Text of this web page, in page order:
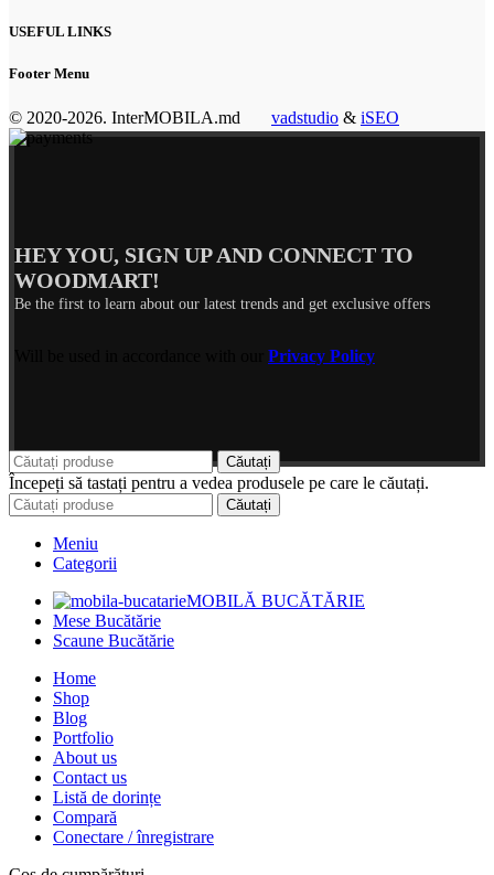
USEFUL LINKS
Footer Menu
© 2020-2026. InterMOBILA.md vadstudio & iSEO
HEY YOU, SIGN UP AND CONNECT TO
WOODMART!
Be the first to learn about our latest trends and get exclusive offers
Privacy Policy
Căutați
Începeți să tastați pentru a vedea produsele pe care le căutați.
Căutați
Meniu
Categorii
MOBILĂ BUCĂTĂRIE
Mese Bucătărie
Scaune Bucătărie
Home
Shop
Blog
Portfolio
About us
Contact us
Listă de dorințe
Compară
Conectare / înregistrare